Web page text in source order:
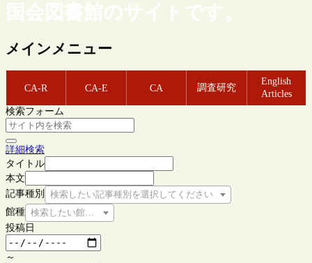
国会図書館のサイトです。
メインメニュー
CA-R CA-E CA 調査研究
English
Articles
検索フォーム
詳細検索
タイトル
本文
記事種別
検索したい記事種別を選択してください
館種 検索したい館種を選択してください
投稿日
～